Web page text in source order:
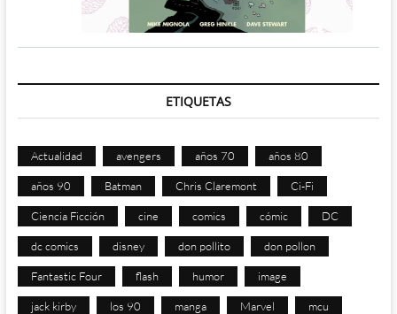
ETIQUETAS
Actualidad avengers años 70 años 80
años 90 Batman Chris Claremont Ci-Fi
Ciencia Ficción cine comics cómic DC
dc comics disney don pollito don pollon
Fantastic Four flash humor image
jack kirby los 90 manga Marvel mcu